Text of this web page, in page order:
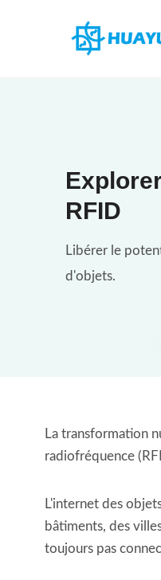
RFID
Libérer le
d'objets.
La transformation
radiofréquence
L'internet des
bâtiments, des
toujours pas